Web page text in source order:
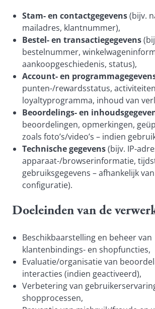
Stam- en contactgegevens(bijv.
mailadres, klantnummer),
Bestel- en transactiegegevens
bestelnummer,
aankoopgeschiedenis, status),
Account- en
punten-/rewardsstatus,
loyaltyprogramma, inhoud van
Beoordelings- en
beoordelingen, opmerkingen,
zoals foto’s/video’s – indien
Technische gegevens(bijv. IP-
apparaat-/browserinformatie,
gebruiksgegevens – afhankelijk
configuratie).
Doeleinden van de
Beschikbaarstelling en beheer van
klantenbindings- en shopfuncties,
Evaluatie/organisatie van
interacties (indien geactiveerd),
Verbetering van
shopprocessen,